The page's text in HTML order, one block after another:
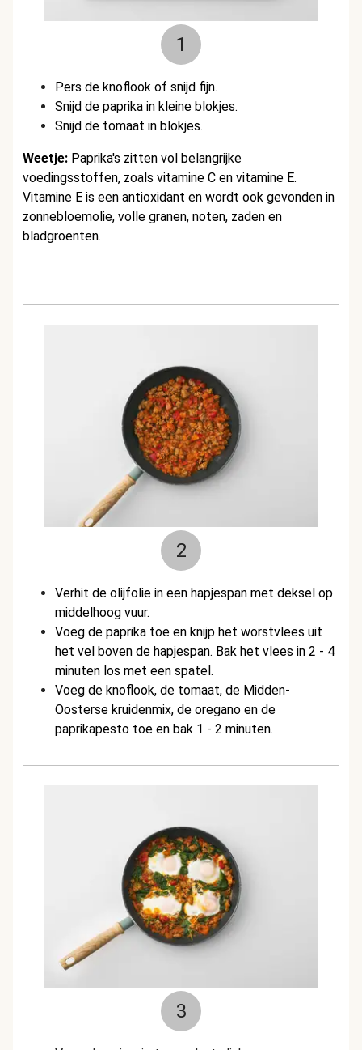
1
Pers de knoflook of snijd fijn.
Snijd de paprika in kleine blokjes.
Snijd de tomaat in blokjes.
Weetje: Paprika's zitten vol belangrijke
voedingsstoffen, zoals vitamine C en vitamine E.
Vitamine E is een antioxidant en wordt ook gevonden in
zonnebloemolie, volle granen, noten, zaden en
bladgroenten.
2
Verhit de olijfolie in een hapjespan met deksel op
middelhoog vuur.
Voeg de paprika toe en knijp het worstvlees uit
het vel boven de hapjespan. Bak het vlees in 2 - 4
minuten los met een spatel.
Voeg de knoflook, de tomaat, de Midden-
Oosterse kruidenmix, de oregano en de
paprikapesto toe en bak 1 - 2 minuten.
3